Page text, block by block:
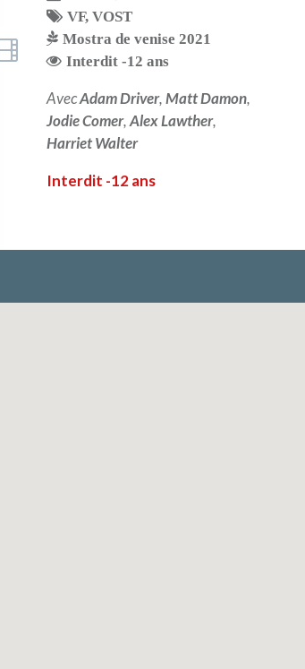
VF,VOST
Mostra de venise 2021
Interdit -12 ans
AvecAdam Driver,Matt Damon,
Jodie Comer,Alex Lawther,
Harriet Walter
Interdit -12 ans